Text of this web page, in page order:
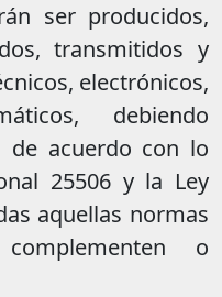
ser producidos,
transmitidos y
electrónicos,
debiendo
acuerdo con lo
25506 y la Ley
aquellas normas
o